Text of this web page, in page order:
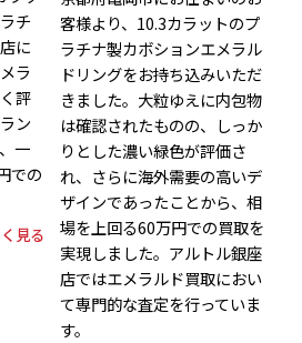
チ
に
ラ
評
ン
一
での
見る
客様より、10.3カラットのプ
ラチナ製カボションエメラル
ドリングをお持ち込みいただ
きました。大粒ゆえに内包物
は確認されたものの、しっか
りとした濃い緑色が評価さ
れ、さらに海外需要の高いデ
ザインであったことから、相
場を上回る60万円での買取を
実現しました。アルトル銀座
店ではエメラルド買取におい
て専門的な査定を行っていま
す。